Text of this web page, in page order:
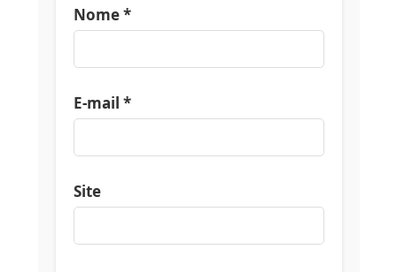
Nome*
E-mail *
Site